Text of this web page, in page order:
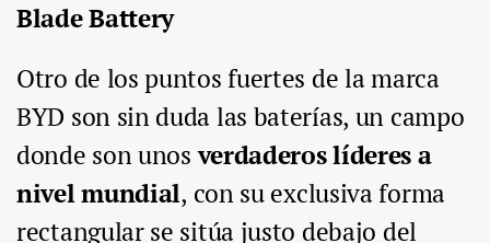
Blade Battery
Otro de los puntos fuertes de la marca
BYD son sin duda las baterías, un campo
donde son unosverdaderos líderes a
nivel mundial, con su exclusiva forma
rectangular se sitúa justo debajo del